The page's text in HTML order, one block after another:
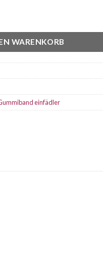
WARENKORB
einfädler